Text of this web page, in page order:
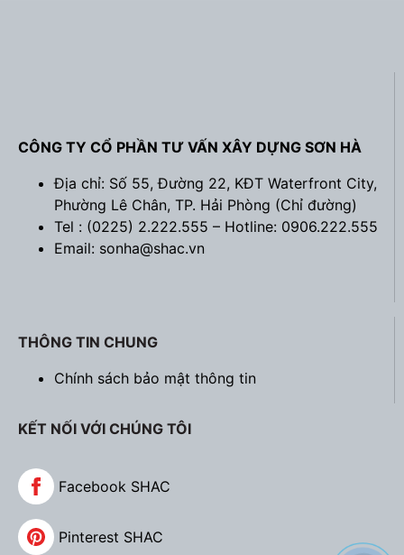
CÔNG TY CỔ PHẦN TƯ VẤN XÂY DỰNG SƠN HÀ
Địa chỉ: Số 55, Đường 22, KĐT Waterfront City,
Phường Lê Chân, TP. Hải Phòng (Chỉ đường)
Tel : (0225) 2.222.555 – Hotline: 0906.222.555
Email: sonha@shac.vn
THÔNG TIN CHUNG
Chính sách bảo mật thông tin
KẾT NỐI VỚI CHÚNG TÔI
Facebook SHAC
Pinterest SHAC